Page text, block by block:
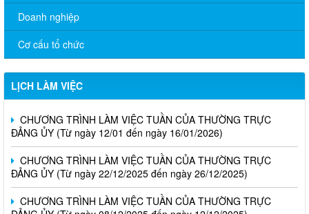
Doanh nghiệp
Cơ cấu tổ chức
LỊCH LÀM VIỆC
ĐẢNG ỦY (Từ ngày 12/01 đến ngày 16/01/2026)
CHƯƠNG TRÌNH LÀM VIỆC TUẦN CỦA THƯỜNG TRỰC
ĐẢNG ỦY (Từ ngày 22/12/2025 đến ngày 26/12/2025)
CHƯƠNG TRÌNH LÀM VIỆC TUẦN CỦA THƯỜNG TRỰC
ĐẢNG ỦY (Từ ngày 08/12/2025 đến ngày 12/12/2025)